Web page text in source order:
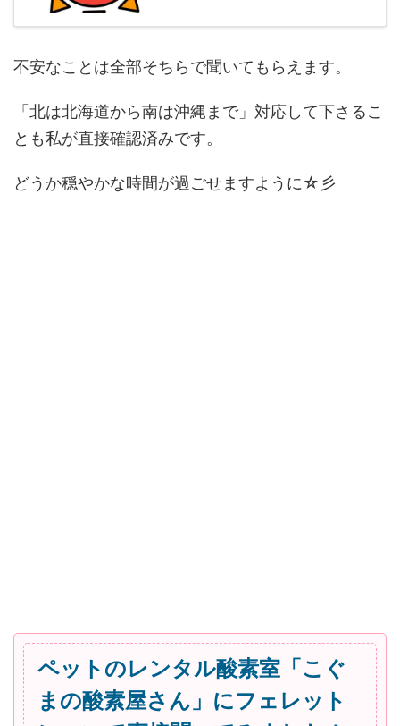
不安なことは全部そちらで聞いてもらえます。
「北は北海道から南は沖縄まで」対応して下さるこ
とも私が直接確認済みです。
どうか穏やかな時間が過ごせますように☆彡
ペットのレンタル酸素室「こぐ
まの酸素屋さん」にフェレット